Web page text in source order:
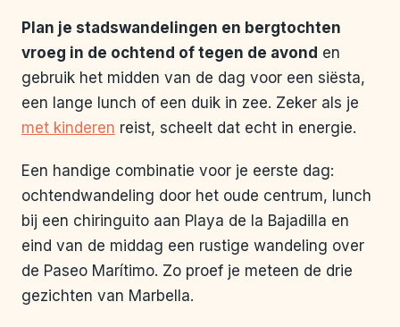
Plan je stadswandelingen en bergtochten
vroeg in de ochtend of tegen de avond en
gebruik het midden van de dag voor een siësta,
een lange lunch of een duik in zee. Zeker als je
met kinderen reist, scheelt dat echt in energie.
Een handige combinatie voor je eerste dag:
ochtendwandeling door het oude centrum, lunch
bij een chiringuito aan Playa de la Bajadilla en
eind van de middag een rustige wandeling over
de Paseo Marítimo. Zo proef je meteen de drie
gezichten van Marbella.